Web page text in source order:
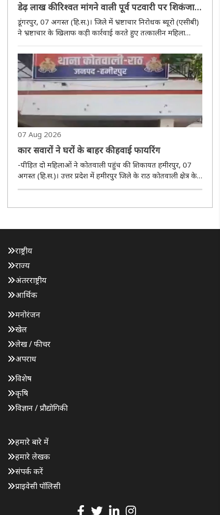
डेढ़ लाख की रिश्वत मांगने वाली पूर्व पटवारी पर शिकंजा :
एसीबी ने दर्ज किया मामला
डूंगरपुर, 07 अगस्त (हि.स.)। जिले में भ्रष्टाचार निरोधक ब्यूरो (एसीबी)
ने भ्रष्टाचार के खिलाफ कड़ी कार्रवाई करते हुए तत्कालीन महिला
पटवारी शीतल भट्ट के खिलाफ डेढ़ लाख रुपये की रिश्वत मांगने के
आरोप में मामला दर्ज किया है। शिकायत ..
07 Aug 2026
कार सवारों ने घरों के बाहर की हवाई फायरिंग
-पीड़ित दो महिलाओं ने कोतवाली पहुंच की शिकायत हमीरपुर, 07
अगस्त (हि.स.)। उत्तर प्रदेश में हमीरपुर जिले के राठ कोतवाली क्षेत्र के
सरसई गांव में कार सवार अज्ञात युवकों ने मकानों के बाहर हवाई
राष्ट्रीय
राज्य
अंतरराष्ट्रीय
आर्थिक
मनोरंजन
खेल
लेख / फीचर
अपराध
विशेष
कृषि
विज्ञान / प्रौद्योगिकी
हमारे बारे में
हमारे लेखक
संपर्क करें
प्राइवेसी पॉलिसी